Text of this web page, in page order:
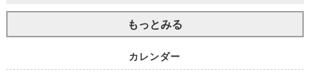
もっとみる
カレンダー